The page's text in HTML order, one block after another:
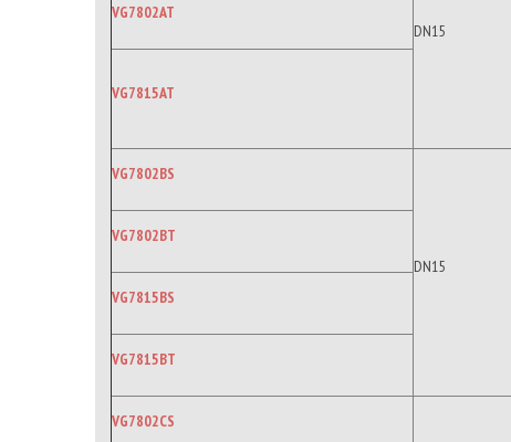
DN15
VG7802AT
VG7815AT
VG7802BS
DN15
VG7802BT
VG7815BS
VG7815BT
VG7802CS